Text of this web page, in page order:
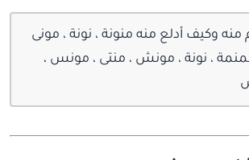
وكيف أدلع منه منونة ، نونة ، مونى
نمنمة ، نونة ، مونش ، منتى ، مونس ،